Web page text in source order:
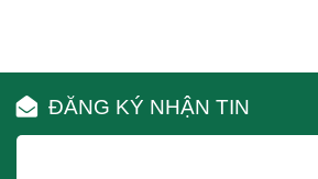
ĐĂNG KÝ NHẬN TIN